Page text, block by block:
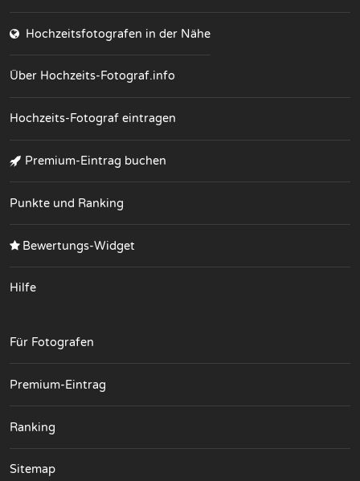
Hochzeitsfotografen in der Nähe
Über Hochzeits-Fotograf.info
Hochzeits-Fotograf eintragen
Premium-Eintrag buchen
Punkte und Ranking
Bewertungs-Widget
Hilfe
Für Fotografen
Premium-Eintrag
Ranking
Sitemap